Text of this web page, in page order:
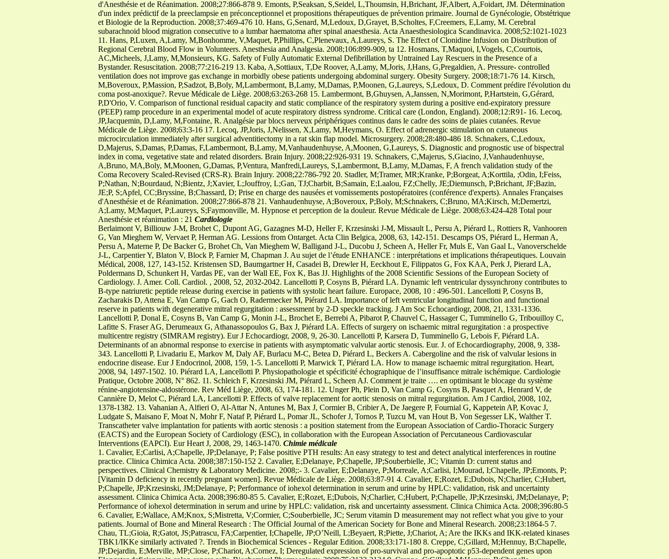
d'Anesthésie et de Réanimation. 2008;27:866-878 9. Emonts, P,Seaksan, S,Seidel, L,Thoumsin, H,Brichant, JF,Albert, A,Foidart, JM. Détermination
d'un index prédictif de la preeclampsie en préconceptionnel et propositions thérapeutiques de prévention primaire. Journal de Gynécologie, Obstétrique
et Biologie de la Reproduction. 2008;37:469-476 10. Hans, G,Senard, M,Ledoux, D,Grayet, B,Scholtes, F,Creemers, E,Lamy, M. Cerebral
subarachnoid blood migration consecutive to a lumbar haematoma after spinal anaesthesia. Acta Anaesthesiologica Scandinavica. 2008;52:1021-1023
11. Hans, P,Luxen, A,Lamy, M,Bonhomme, V,Maquet, P,Phillips, C,Plenevaux, A,Laureys, S. The Effect of Clonidine Infusion on Distribution of
Regional Cerebral Blood Flow in Volunteers. Anesthesia and Analgesia. 2008;106:899-909, ta 12. Hosmans, T,Maquoi, I,Vogels, C,Courtois,
AC,Micheels, J,Lamy, M,Monsieurs, KG. Safety of Fully Automatic External Defibrillation by Untrained Lay Rescuers in the Presence of a
Bystander. Resuscitation. 2008;77:216-219 13. Kaba, A,Sottiaux, T,De Roover, A,Lamy, M,Joris, J,Hans, G,Pregaldien, A. Pressure- controlled
ventilation does not improve gas exchange in morbidly obese patients undergoing abdominal surgery. Obesity Surgery. 2008;18:71-76 14. Kirsch,
M,Boveroux, P,Massion, P,Sadzot, B,Boly, M,Lambermont, B,Lamy, M,Damas, P,Moonen, G,Laureys, S,Ledoux, D. Comment prédire l'évolution du
coma post-anoxique?. Revue Médicale de Liège. 2008;63:263-268 15. Lambermont, B,Ghuysen, A,Janssen, N,Morimont, P,Hartstein, G,Gérard,
P,D'Orio, V. Comparison of functional residual capacity and static compliance of the respiratory system during a positive end-expiratory pressure
(PEEP) ramp procedure in an experimental model of acute respiratory distress syndrome. Critical care (London, England). 2008;12:R91- 16. Lecoq,
JP,Jacquemin, D,Lamy, M,Fontaine, R. Analgésie par blocs nerveux périphériques continus dans le cadre des soins de plaies cutanées. Revue
Médicale de Liège. 2008;63:3-16 17. Lecoq, JP,Joris, J,Nelissen, X,Lamy, M,Heymans, O. Effect of adrenergic stimulation on cutaneous
microcirculation immediately after surgical adventitiectomy in a rat skin flap model. Microsurgery. 2008;28:480-486 18. Schnakers, C,Ledoux,
D,Majerus, S,Damas, P,Damas, F,Lambermont, B,Lamy, M,Vanhaudenhuyse, A,Moonen, G,Laureys, S. Diagnostic and prognostic use of bispectral
index in coma, vegetative state and related disorders. Brain Injury. 2008;22:926-931 19. Schnakers, C,Majerus, S,Giacino, J,Vanhaudenhuyse,
A,Bruno, MA,Boly, M,Moonen, G,Damas, P,Ventura, Manfredi,Laureys, S,Lambermont, B,Lamy, M,Damas, F, A french validation study of the
Coma Recovery Scaled-Revised (CRS-R). Brain Injury. 2008;22:786-792 20. Stadler, M;Tramer, MR;Kranke, P;Borgeat, A;Korttila, ;Odin, I;Feiss,
P;Nathan, N;Bourdaud, N;Bientz, J;Xavier, L;Jouffroy, L;Gan, TJ;Charbit, B;Samain, E;Laalou, FZ;Chelly, JE;Diemunsch, P;Brichant, JF;Bazin,
JE;P, S;Apfel, CC;Bryssine, B;Chassard, D; Prise en charge des nausées et vomissements postopératoires (conférence d'experts). Annales Françaises
d'Anesthésie et de Réanimation. 2008;27:866-878 21. Vanhaudenhuyse, A;Boveroux, P;Boly, M;Schnakers, C;Bruno, MA;Kirsch, M;Demertzi,
A;Lamy, M;Maquet, P;Laureys, S;Faymonville, M. Hypnose et perception de la douleur. Revue Médicale de Liège. 2008;63:424-428 Total pour
Anesthésie et réanimation : 21 Cardiologie
Berlaimont V, Billiouw J-M, Brohet C, Dupont AG, Gazagnes M-D, Heller F, Krzesinski J-M, Missault L, Persu A, Piérard L, Rottiers R, Vanhooren
G, Van Mieghem W, Vervaet P, Herman AG. Lessions from Ontarget. Acta Clin Belgica, 2008, 63, 142-151. Descamps OS, Piérard L, Herman A,
Persu A, Materne P, De Backer G, Brohet Ch, Van Mieghem W, Balligand J-L, Ducobu J, Scheen A, Heller Fr, Muls E, Van Gaal L, Vanoverschelde
J-L, Carpentier Y, Blaton V, Block P, Farnier M, Chapman J. Au sujet de l’étude ENHANCE : interprétations et implications thérapeutiques. Louvain
Médical, 2008, 127, 143-152. Kristensen SD, Baumgartner H, Casadei B, Drewler H, Eeckhout E, Filippatos G, Fox KAA, Perk J, Pierard LA,
Poldermans D, Schunkert H, Vardas PE, van der Wall EE, Fox K, Bas JJ. Highlights of the 2008 Scientific Sessions of the European Society of
Cardiology. J. Amer. Coll. Cardiol. , 2008, 52, 2032-2042. Lancellotti P, Cosyns B, Piérard LA. Dynamic left ventricular dyssynchrony contributes to
B-type natriuretic peptide release during exercise in patients with systolic heart failure. Europace, 2008, 10 : 496-501. Lancellotti P, Cosyns B,
Zacharakis D, Attena E, Van Camp G, Gach O, Radermecker M, Piérard LA. Importance of left ventricular longitudinal function and functional
reserve in patients with degenerative mitral regurgitation : assessment by 2-D speckle tracking. J Am Soc Echocardiogr, 2008, 21, 1331-1336.
Lancellotti P, Donal E, Cosyns B, Van Camp G, Monin J-L, Brochet E, Berrebi A, Pibarot P, Chauvel C, Hassager C, Tumminello G, Tribouilloy C,
Lafitte S. Fraser AG, Derumeaux G, Athanassopoulos G, Bax J, Piérard LA. Effects of surgery on ischaemic mitral regurgitation : a prospective
multicentre registry (SIMRAM registry). Eur J Echocardiogr, 2008, 9, 26-30. Lancellotti P, Karsera D, Tumminello G, Lebois F, Piérard LA.
Determinants of an abnormal response to exercise in patients with asymptomatic valvular aortic stenosis. Eur. J. of Echocardiography, 2008, 9, 338-
343. Lancellotti P, Livadariu E, Markov M, Daly AF, Burlacu M-C, Betea D, Piérard L, Beckers A. Cabergoline and the risk of valvular lesions in
endocrine disease. Eur J Endocrinol, 2008, 159, 1-5. Lancellotti P, Marwick T, Piérard LA. How to manage ischaemic mitral regurgitation. Heart,
2008, 94, 1497-1502. 10. Piérard LA, Lancellotti P. Physiopathologie et spécificité échographique de l’insuffisance mitrale ischémique. Cardiologie
Pratique, Octobre 2008, N° 862. 11. Schleich F, Krzesinski JM, Piérard L, Scheen AJ. Comment je traite …. en optimisant le blocage du système
rénine-angiotensine-aldostérone. Rev Méd Liège, 2008, 63, 174-181. 12. Unger Ph, Plein D, Van Camp G, Cosyns B, Pasquet A, Henrard V, de
Cannière D, Melot C, Piérard LA, Lancellotti P. Effects of valve replacement for aortic stenosis on mitral regurgitation. Am J Cardiol, 2008, 102,
1378-1382. 13. Vahanian A, Alfieri O, Al-Attar N, Antunes M, Bax J, Cormier B, Cribier A, De Jaegere P, Fournial G, Kappetein AP, Kovac J,
Ludgate S, Maisano F, Moat N, Mohr F, Nataf P, Piérard L, Pomar JL, Schofer J, Tornos P, Tuzcu M, van Hout B, Von Segesser LK, Walther T.
Transcatheter valve implantation for patients with aortic stenosis : a position statement from the European Association of Cardio-Thoracic Surgery
(EACTS) and the European Society of Cardiology (ESC), in collaboration with the European Association of Percutaneous Cardiovascular
Interventions (EAPCI). Eur Heart J, 2008, 29, 1463-1470. Chimie médicale
1. Cavalier, E;Carlisi, A;Chapelle, JP;Delanaye, P; False positive PTH results: An easy strategy to test and detect analytical interferences in routine
practice. Clinica Chimica Acta. 2008;387:150-152 2. Cavalier, E;Delanaye, P;Chapelle, JP;Souberbielle, JC; Vitamin D: current status and
perspectives. Clinical Chemistry & Laboratory Medicine. 2008;:- 3. Cavalier, E;Delanaye, P;Morreale, A;Carlisi, I;Mourad, I;Chapelle, JP;Emonts, P;
[Vitamin D deficiency in recently pregnant women]. Revue Médicale de Liège. 2008;63:87-91 4. Cavalier, E;Rozet, E;Dubois, N;Charlier, C;Hubert,
P;Chapelle, JP;Krzesinski, JM;Delanaye, P; Performance of iohexol determination in serum and urine by HPLC: validation, risk and uncertainty
assessment. Clinica Chimica Acta. 2008;396:80-85 5. Cavalier, E;Rozet, E;Dubois, N;Charlier, C;Hubert, P;Chapelle, JP;Krzesinski, JM;Delanaye, P;
Performance of iohexol determination in serum and urine by HPLC: validation, risk and uncertainty assessment. Clinica Chimica Acta. 2008;396:80-5
6. Cavalier, E;Wallace, AM;Knox, S;Mistretta, V;Cormier, C;Souberbielle, JC; Serum vitamin D measurement may not reflect what you give to your
patients. Journal of Bone and Mineral Research : The Official Journal of the American Society for Bone and Mineral Research. 2008;23:1864-5 7.
Chau, TL;Gioia, R;Gatot, JS;Patrascu, FA;Carpentier, I;Chapelle, JP;O’Neill, L;Beyaert, R;Piette, J;Chariot, A; Are the IKKs and IKK-related kinases
TBK1/IKKe similarly activated ?. Trends in Biochemical Sciences - Regular Edition. 2008;33:171-180 8. Creppe, C;Gillard, M;Hennuy, B;Chapelle,
JP;Dejardin, E;Merville, MP;Close, P;Chariot, A;Cornez, I; Deregulated expression of pro-survival and pro-apoptotic p53-dependent genes upon